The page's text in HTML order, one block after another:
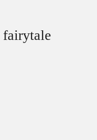
fairytale